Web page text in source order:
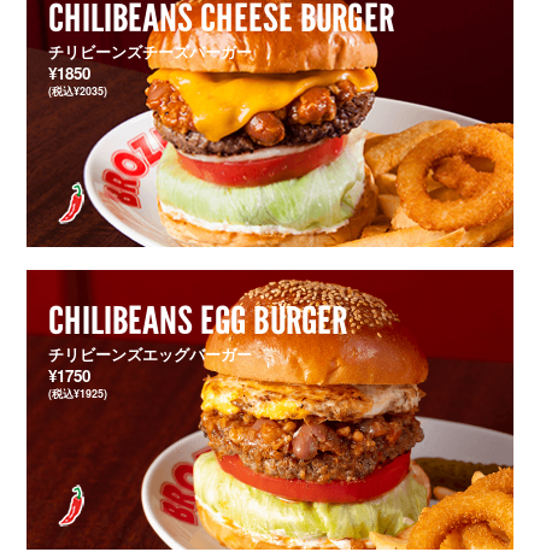
CHILIBEANS CHEESE BURGER
チリビーンズチーズバーガー
¥1850
(税込¥2035)
CHILIBEANS EGG BURGER
チリビーンズエッグバーガー
¥1750
(税込¥1925)